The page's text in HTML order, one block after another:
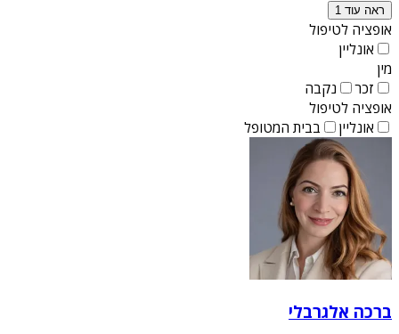
ראה עוד 1
אופציה לטיפול
אונליין
מין
זכר
נקבה
אופציה לטיפול
אונליין
בבית המטופל
ברכה אלגרבלי